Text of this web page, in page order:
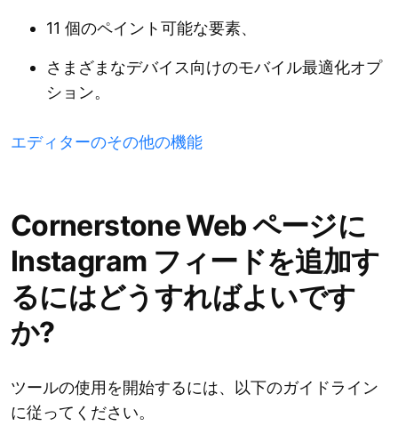
11 個のペイント可能な要素、
さまざまなデバイス向けのモバイル最適化オプ
ション。
エディターのその他の機能
Cornerstone Web ページに
Instagram フィードを追加す
るにはどうすればよいです
か?
ツールの使用を開始するには、以下のガイドライン
に従ってください。